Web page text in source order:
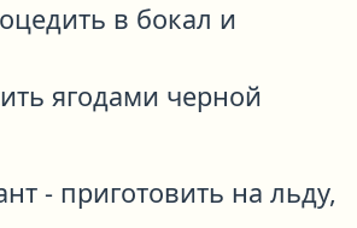
в бокал и
ягодами черной
- приготовить на льду,